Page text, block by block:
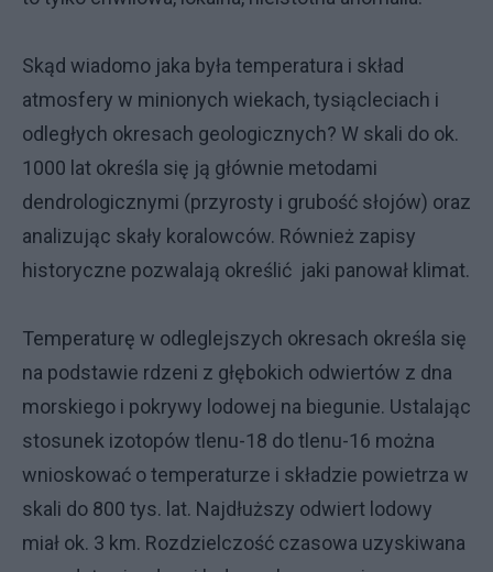
Skąd wiadomo jaka była temperatura i skład
atmosfery w minionych wiekach, tysiącleciach i
odległych okresach geologicznych? W skali do ok.
1000 lat określa się ją głównie metodami
dendrologicznymi (przyrosty i grubość słojów) oraz
analizując skały koralowców. Również zapisy
historyczne pozwalają określić jaki panował klimat.
Temperaturę w odleglejszych okresach określa się
na podstawie rdzeni z głębokich odwiertów z dna
morskiego i pokrywy lodowej na biegunie. Ustalając
stosunek izotopów tlenu-18 do tlenu-16 można
wnioskować o temperaturze i składzie powietrza w
skali do 800 tys. lat. Najdłuższy odwiert lodowy
miał ok. 3 km. Rozdzielczość czasowa uzyskiwana